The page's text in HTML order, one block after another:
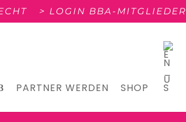
> LOGIN BBA-MITGLIEDER
PARTNER WERDEN SHOP